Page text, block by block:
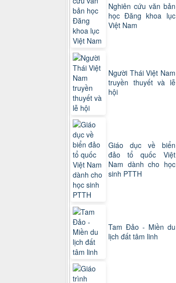
Nghiên cứu văn bản
học Đăng khoa lục
Việt Nam
Người Thái Việt Nam
truyền thuyết và lễ
hội
Giáo dục về biển
đảo tổ quốc Việt
Nam dành cho học
sinh PTTH
Tam Đảo - Miền du
lịch đất tâm linh